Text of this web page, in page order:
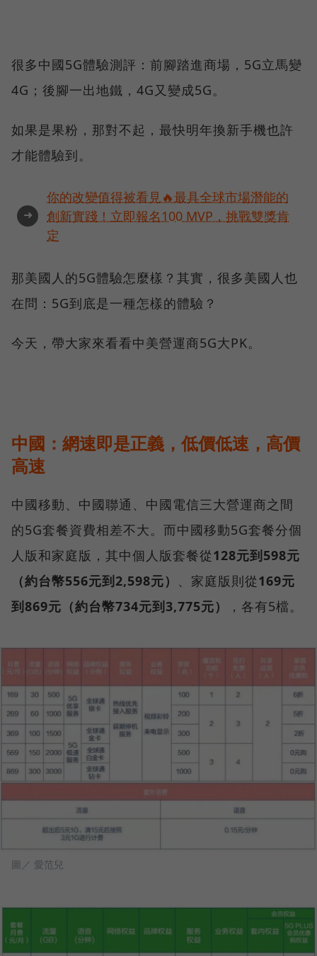
很多中國5G體驗測評：前腳踏進商場，5G立馬變
4G；後腳一出地鐵，4G又變成5G。
如果是果粉，那對不起，最快明年換新手機也許
才能體驗到。
➜
你的改變值得被看見🔥最具全球市場潛能的
創新實踐！立即報名100 MVP，挑戰雙獎肯
定
那美國人的5G體驗怎麼樣？其實，很多美國人也
在問：5G到底是一種怎樣的體驗？
今天，帶大家來看看中美營運商5G大PK。
中國：網速即是正義，低價低速，高價
高速
中國移動、中國聯通、中國電信三大營運商之間
的5G套餐資費相差不大。而中國移動5G套餐分個
人版和家庭版，其中個人版套餐從128元到598元
（約台幣556元到2,598元）
、家庭版則從169元
到869元（約台幣734元到3,775元）
，各有5檔。
圖／ 愛范兒